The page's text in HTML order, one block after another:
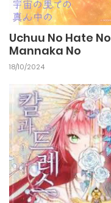
Uchuu No Hate No
Mannaka No
18/10/2024